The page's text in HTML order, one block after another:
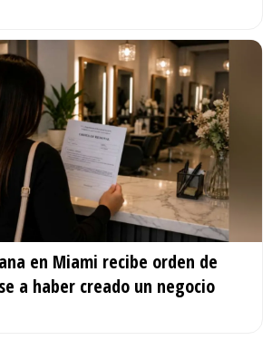
en Miami recibe orden de
a haber creado un negocio